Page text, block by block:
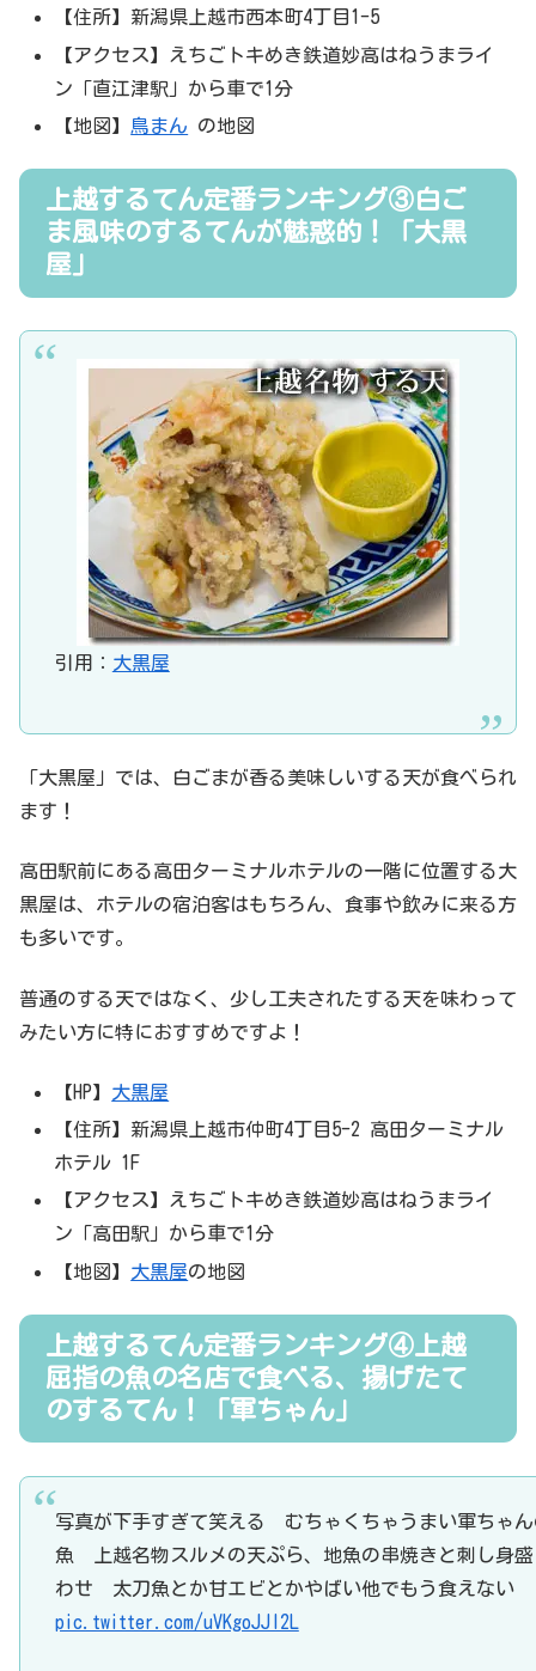
【住所】新潟県上越市西本町4丁目1-5
【アクセス】えちごトキめき鉄道妙高はねうまライ
ン「直江津駅」から車で1分
【地図】 鳥まん の地図
上越するてん定番ランキング③白ご
ま風味のするてんが魅惑的！「大黒
屋」
引用： 大黒屋
「大黒屋」では、白ごまが香る美味しいする天が食べられ
ます！
高田駅前にある高田ターミナルホテルの一階に位置する大
黒屋は、ホテルの宿泊客はもちろん、食事や飲みに来る方
も多いです。
普通のする天ではなく、少し工夫されたする天を味わって
みたい方に特におすすめですよ！
【HP】 大黒屋
【住所】新潟県上越市仲町4丁目5-2 高田ターミナル
ホテル 1F
【アクセス】えちごトキめき鉄道妙高はねうまライ
ン「高田駅」から車で1分
【地図】 大黒屋の地図
上越するてん定番ランキング④上越
屈指の魚の名店で食べる、揚げたて
のするてん！「軍ちゃん」
写真が下手すぎて笑える むちゃくちゃうまい軍ちゃん
魚 上越名物スルメの天ぷら、地魚の串焼きと刺し身盛
わせ 太刀魚とか甘エビとかやばい他でもう食えない
pic.twitter.com/uVKgoJJl2L